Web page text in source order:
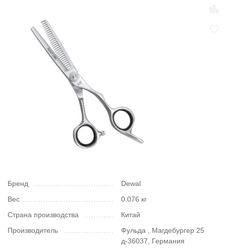
Бренд
Dewal
Вес
0.076 кг
Страна производства
Китай
Производитель
Фульда , Магдебургер 25
д-36037, Германия